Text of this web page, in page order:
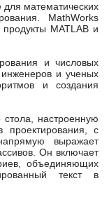
математических
MathWorks
MATLAB и
и числовых
и ученых
и создания
стола, настроенную
проектирования, с
выражает
Он включает
объединяющих
текст в